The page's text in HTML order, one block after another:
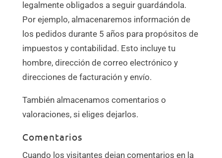
legalmente obligados a seguir guardándola.
Por ejemplo, almacenaremos información de
los pedidos durante 5 años para propósitos de
impuestos y contabilidad. Esto incluye tu
hombre, dirección de correo electrónico y
direcciones de facturación y envío.
También almacenamos comentarios o
valoraciones, si eliges dejarlos.
Comentarios
Cuando los visitantes dejan comentarios en la